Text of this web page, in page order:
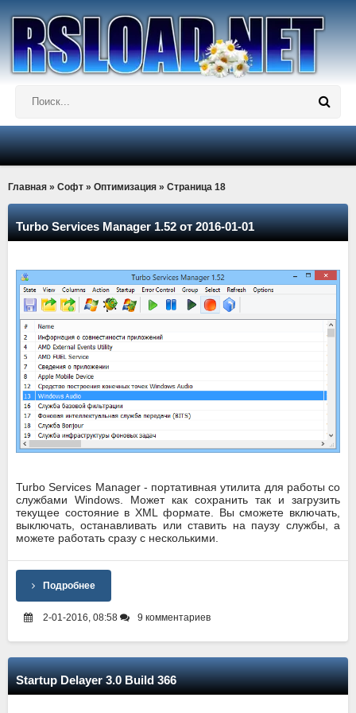
Главная » Софт » Оптимизация » Страница 18
Turbo Services Manager 1.52 от 2016-01-01
Turbo Services Manager - портативная утилита для работы со
службами Windows. Может как сохранить так и загрузить
текущее состояние в XML формате. Вы сможете включать,
выключать, останавливать или ставить на паузу службы, а
можете работать сразу с несколькими.
Подробнее
2-01-2016, 08:58 9 комментариев
Startup Delayer 3.0 Build 366